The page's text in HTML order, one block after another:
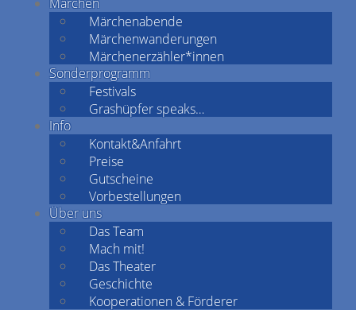
Märchenabende
Märchenwanderungen
Märchenerzähler*innen
Sonderprogramm
Festivals
Grashüpfer speaks…
Info
Kontakt&Anfahrt
Preise
Gutscheine
Vorbestellungen
Über uns
Das Team
Mach mit!
Das Theater
Geschichte
Kooperationen & Förderer